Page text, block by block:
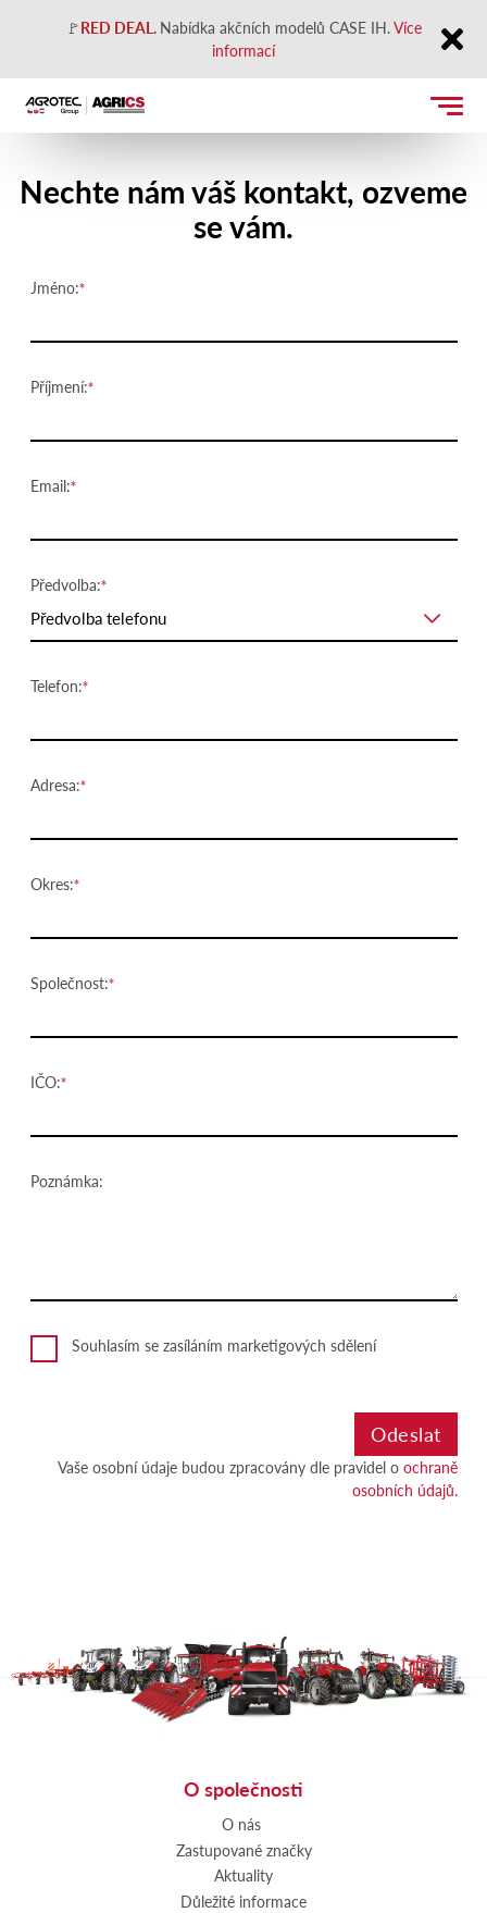
🚩RED DEAL. Nabídka akčních modelů CASE IH.Více
informací
Close
Nechte nám váš kontakt, ozveme
se vám.
Jméno:
Příjmení:
Email:
Předvolba:
Předvolba telefonu
Telefon:
Adresa:
Okres:
Společnost:
IČO:
Poznámka:
Souhlasím se zasíláním marketigových sdělení
Vaše osobní údaje budou zpracovány dle pravidel o ochraně
osobních údajů.
O společnosti
O nás
Zastupované značky
Aktuality
Důležité informace